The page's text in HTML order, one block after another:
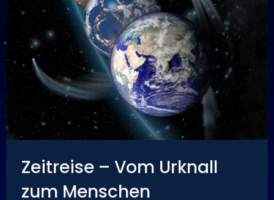
Zeitreise – Vom Urknall
zum Menschen